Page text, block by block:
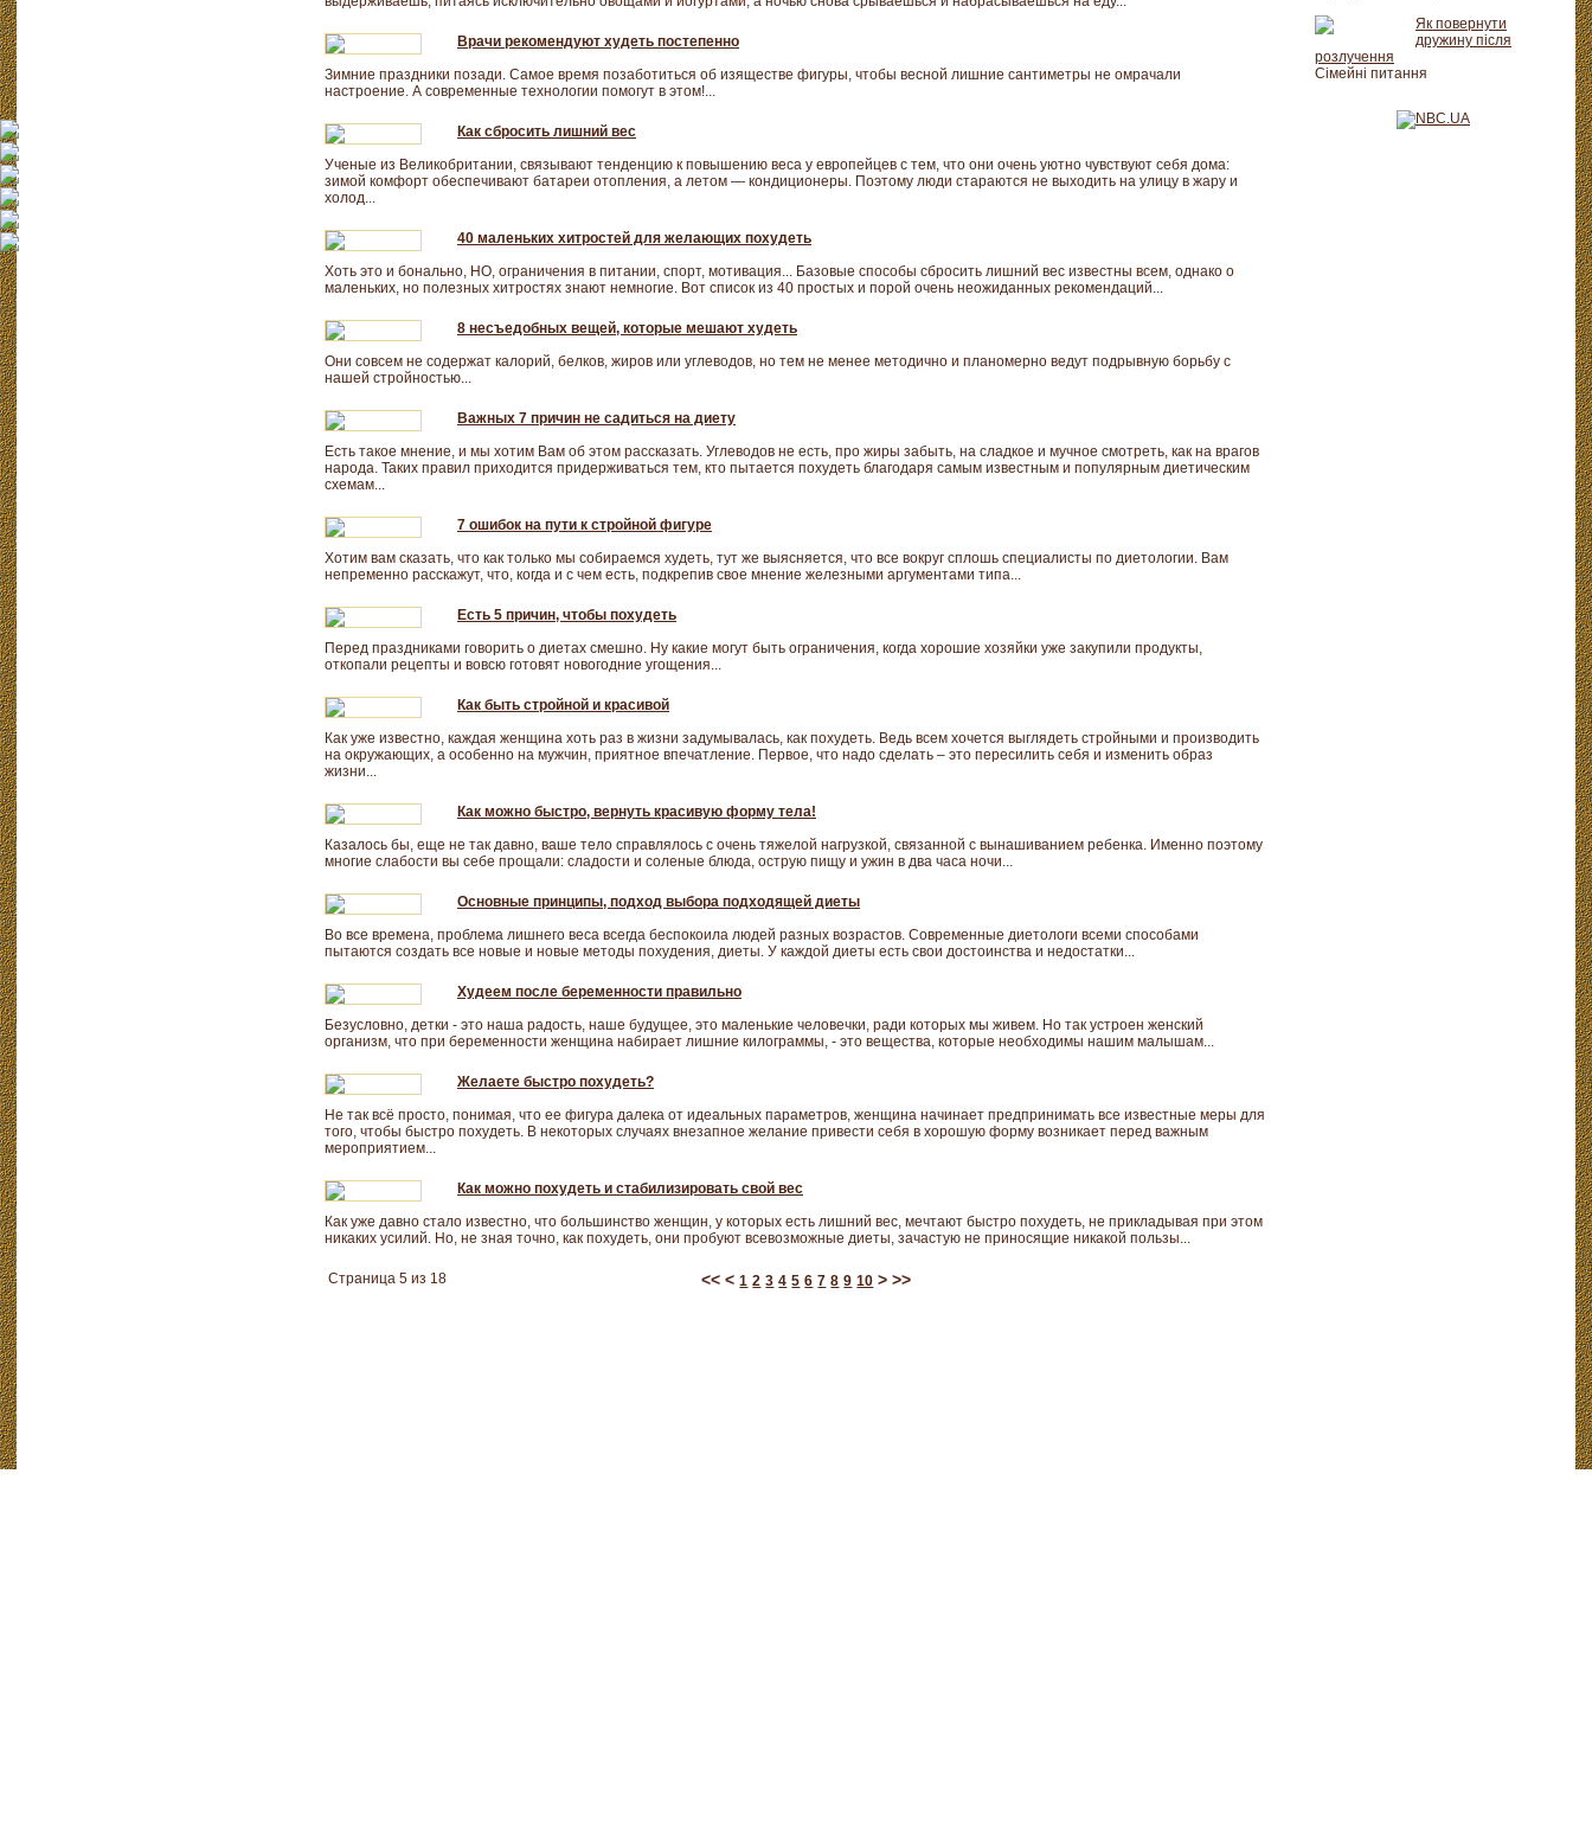
Врачи рекомендуют худеть постепенно
Зимние праздники позади. Самое время позаботиться об изяществе фигуры, чтобы весной лишние сантиметры не омрачали
настроение. А современные технологии помогут в этом!...
Как сбросить лишний вес
Ученые из Великобритании, связывают тенденцию к повышению веса у европейцев с тем, что они очень уютно чувствуют себя дома:
зимой комфорт обеспечивают батареи отопления, а летом — кондиционеры. Поэтому люди стараются не выходить на улицу в жару и
холод...
40 маленьких хитростей для желающих похудеть
Хоть это и бонально, НО, ограничения в питании, спорт, мотивация... Базовые способы сбросить лишний вес известны всем, однако о
маленьких, но полезных хитростях знают немногие. Вот список из 40 простых и порой очень неожиданных рекомендаций...
8 несъедобных вещей, которые мешают худеть
Они совсем не содержат калорий, белков, жиров или углеводов, но тем не менее методично и планомерно ведут подрывную борьбу с
нашей стройностью...
Важных 7 причин не садиться на диету
Есть такое мнение, и мы хотим Вам об этом рассказать. Углеводов не есть, про жиры забыть, на сладкое и мучное смотреть, как на врагов
народа. Таких правил приходится придерживаться тем, кто пытается похудеть благодаря самым известным и популярным диетическим
схемам...
7 ошибок на пути к стройной фигуре
Хотим вам сказать, что как только мы собираемся худеть, тут же выясняется, что все вокруг сплошь специалисты по диетологии. Вам
непременно расскажут, что, когда и с чем есть, подкрепив свое мнение железными аргументами типа...
Есть 5 причин, чтобы похудеть
Перед праздниками говорить о диетах смешно. Ну какие могут быть ограничения, когда хорошие хозяйки уже закупили продукты,
откопали рецепты и вовсю готовят новогодние угощения...
Как быть стройной и красивой
Как уже известно, каждая женщина хоть раз в жизни задумывалась, как похудеть. Ведь всем хочется выглядеть стройными и производить
на окружающих, а особенно на мужчин, приятное впечатление. Первое, что надо сделать – это пересилить себя и изменить образ
жизни...
Как можно быстро, вернуть красивую форму тела!
Казалось бы, еще не так давно, ваше тело справлялось с очень тяжелой нагрузкой, связанной с вынашиванием ребенка. Именно поэтому
многие слабости вы себе прощали: сладости и соленые блюда, острую пищу и ужин в два часа ночи...
Основные принципы, подход выбора подходящей диеты
Во все времена, проблема лишнего веса всегда беспокоила людей разных возрастов. Современные диетологи всеми способами
пытаются создать все новые и новые методы похудения, диеты. У каждой диеты есть свои достоинства и недостатки...
Худеем после беременности правильно
Безусловно, детки - это наша радость, наше будущее, это маленькие человечки, ради которых мы живем. Но так устроен женский
организм, что при беременности женщина набирает лишние килограммы, - это вещества, которые необходимы нашим малышам...
Желаете быстро похудеть?
Не так всё просто, понимая, что ее фигура далека от идеальных параметров, женщина начинает предпринимать все известные меры для
того, чтобы быстро похудеть. В некоторых случаях внезапное желание привести себя в хорошую форму возникает перед важным
мероприятием...
Как можно похудеть и стабилизировать свой вес
Как уже давно стало известно, что большинство женщин, у которых есть лишний вес, мечтают быстро похудеть, не прикладывая при этом
никаких усилий. Но, не зная точно, как похудеть, они пробуют всевозможные диеты, зачастую не приносящие никакой пользы...
Страница 5 из 18 <<<1 2 3 4 5 6 7 8 9 10 >>>
Як повернути
дружину після
розлучення
Сімейні питання